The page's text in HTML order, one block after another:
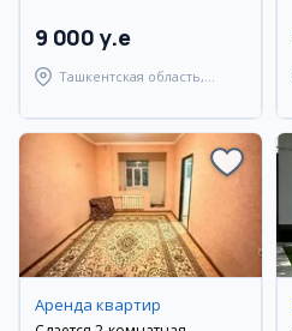
9 000 y.e
Ташкентская область,
Аренда квартир